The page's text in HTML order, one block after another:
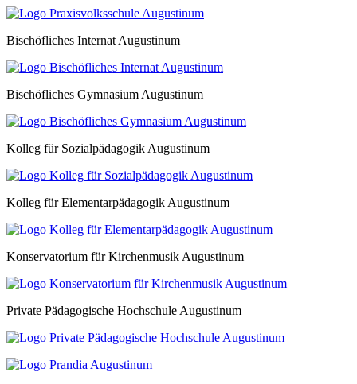
Bischöfliches Internat Augustinum
Bischöfliches Gymnasium Augustinum
Kolleg für Sozialpädagogik Augustinum
Kolleg für Elementarpädagogik Augustinum
Konservatorium für Kirchenmusik Augustinum
Private Pädagogische Hochschule Augustinum